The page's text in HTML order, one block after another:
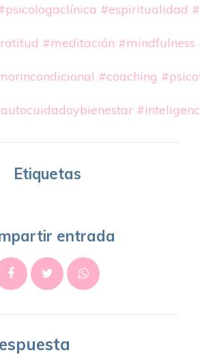
#espiritualidad
#meditación #mindfulness
#coaching
Etiquetas
entrada